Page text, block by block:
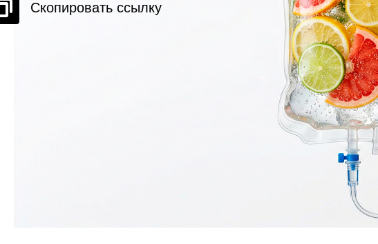
Скопировать ссылку